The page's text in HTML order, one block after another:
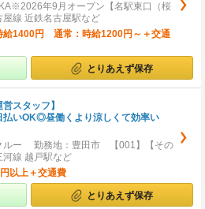
年9月オープン【名駅東口（桜
線 近鉄名古屋駅など
給1400円 通常：時給1200円～＋交通
とりあえず保存
スタッフ】
払いOK◎昼働くより涼しくて効率い
ルー 勤務地：豊田市 【001】【その
線 越戸駅など
以上＋交通費
とりあえず保存